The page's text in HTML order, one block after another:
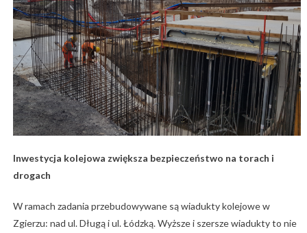
Inwestycja kolejowa zwiększa bezpieczeństwo na torach i
drogach
W ramach zadania przebudowywane są wiadukty kolejowe w
Zgierzu: nad ul. Długą i ul. Łódzką. Wyższe i szersze wiadukty to nie